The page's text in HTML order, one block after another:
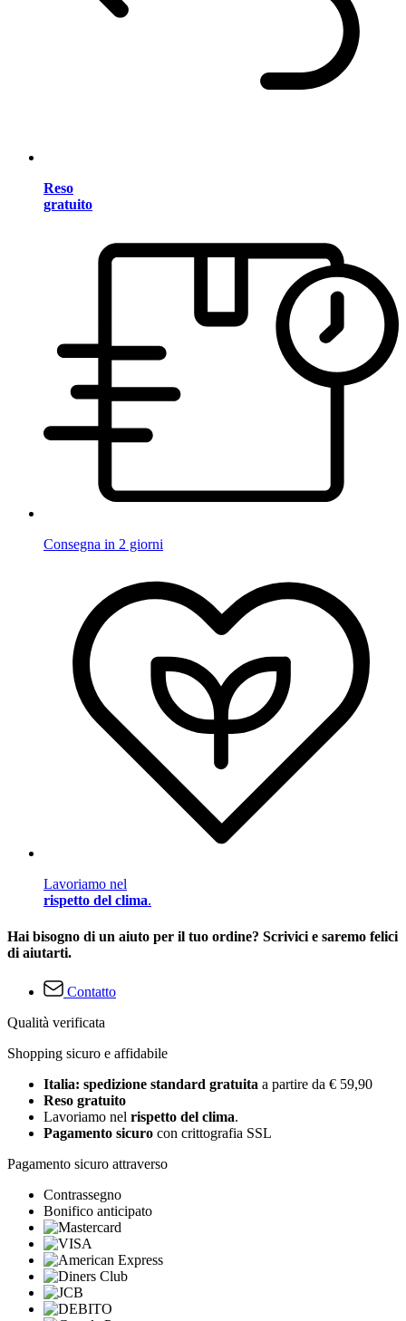
Reso
gratuito
Consegna in 2 giorni
Lavoriamo nel
rispetto del clima.
Hai bisogno di un aiuto per il tuo ordine? Scrivici e saremo felici
di aiutarti.
Contatto
Qualità verificata
Shopping sicuro e affidabile
Italia: spedizione standard gratuita a partire da € 59,90
Reso gratuito
Lavoriamo nel rispetto del clima.
Pagamento sicuro con crittografia SSL
Pagamento sicuro attraverso
Contrassegno
Bonifico anticipato